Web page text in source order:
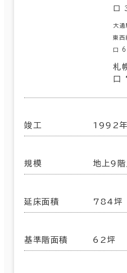
口
大
東
口 6
札
口
竣工 1992
規模 地上9
延床面積 784坪
基準階面積 62坪